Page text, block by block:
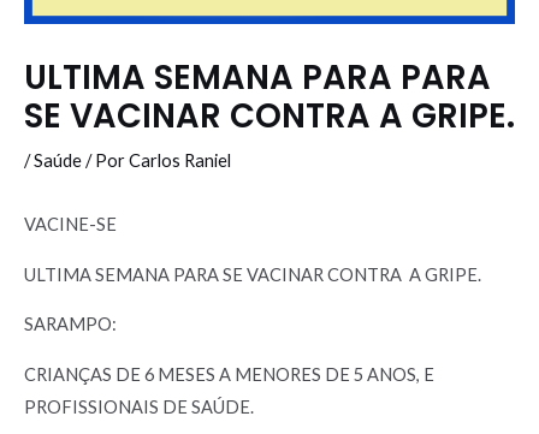
ULTIMA SEMANA PARA PARA
SE VACINAR CONTRA A GRIPE.
/Saúde/ PorCarlos Raniel
VACINE-SE
ULTIMA SEMANA PARA SE VACINAR CONTRA A GRIPE.
SARAMPO:
CRIANÇAS DE 6 MESES A MENORES DE 5 ANOS, E
PROFISSIONAIS DE SAÚDE.